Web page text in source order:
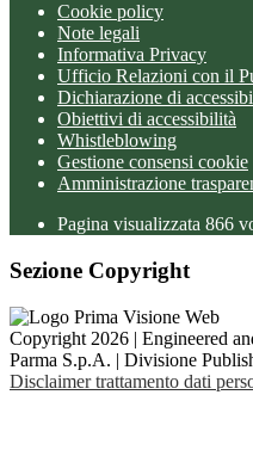
Cookie policy
Note legali
Informativa Privacy
Ufficio Relazioni con il
Dichiarazione di
Obiettivi di accessibilità
Whistleblowing
Gestione consensi cookie
Amministrazione
Pagina visualizzata 866
Sezione Copyright
Copyright 2026 | Engineered
Parma S.p.A. | Divisione
Disclaimer trattamento dati